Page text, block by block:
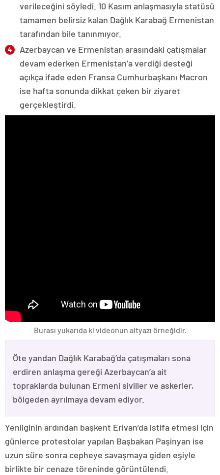
verileceğini söyledi. 10 Kasım anlaşmasıyla statüsü
tamamen belirsiz kalan Dağlık Karabağ Ermenistan
tarafından bile tanınmıyor.
Azerbaycan ve Ermenistan arasındaki çatışmalar
devam ederken Ermenistan’a verdiği desteği
açıkça ifade eden Fransa Cumhurbaşkanı Macron
ise hafta sonunda dikkat çeken bir ziyaret
gerçekleştirdi.
Burası yukarıda ki videonun altyazı örneğidir.
Öte yandan Dağlık Karabağ’da çatışmaları sona
erdiren anlaşma gereği Azerbaycan’a ait
topraklarda bulunan Ermeni siviller ve askerler,
bölgeden ayrılmaya devam ediyor.
Yenilginin ardından başkent Erivan’da istifa etmesi için
günlerce protestolar yapılan Başbakan Paşinyan ise
uzun süre sonra cepheye savaşmaya giden eşiyle
birlikte bir cenaze töreninde görüntülendi.